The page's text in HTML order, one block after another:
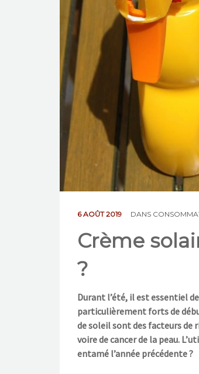
6 AOÛT 2019 DANS
Crème
?
Durant l’été, il est essentiel
particulièrement forts de
de soleil sont des facteurs de
voire de cancer de la peau.
entamé l’année précédente ?